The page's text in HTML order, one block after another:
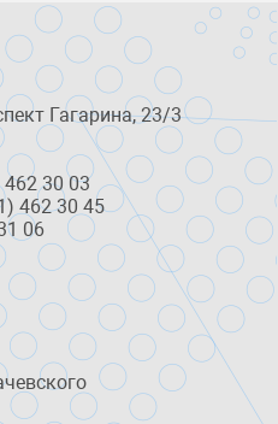
Гагарина, 23/3
30 03
462 30 45
06